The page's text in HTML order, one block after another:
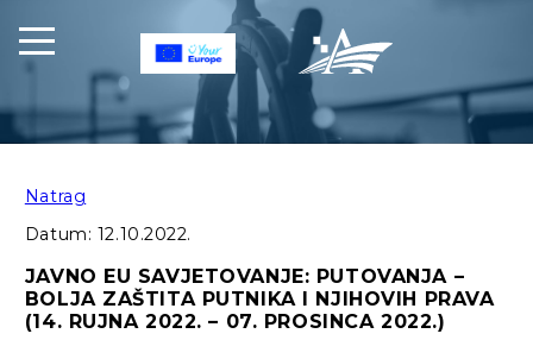
Natrag
Datum: 12.10.2022.
JAVNO EU SAVJETOVANJE: PUTOVANJA –
BOLJA ZAŠTITA PUTNIKA I NJIHOVIH PRAVA
(14. RUJNA 2022. – 07. PROSINCA 2022.)